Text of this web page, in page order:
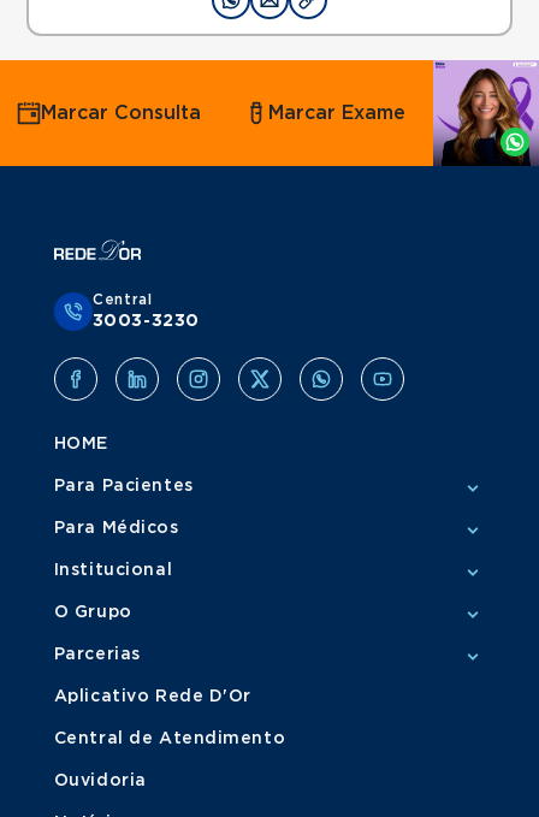
Agende
por
Whatsapp
Marcar Consulta Marcar Exame
Central
3003-3230
HOME
Para Pacientes
Para Médicos
Institucional
O Grupo
Parcerias
Aplicativo Rede D'Or
Central de Atendimento
Ouvidoria